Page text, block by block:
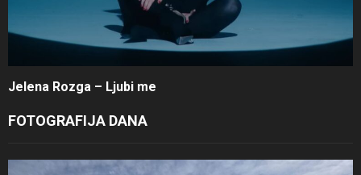
Jelena Rozga – Ljubi me
FOTOGRAFIJA DANA